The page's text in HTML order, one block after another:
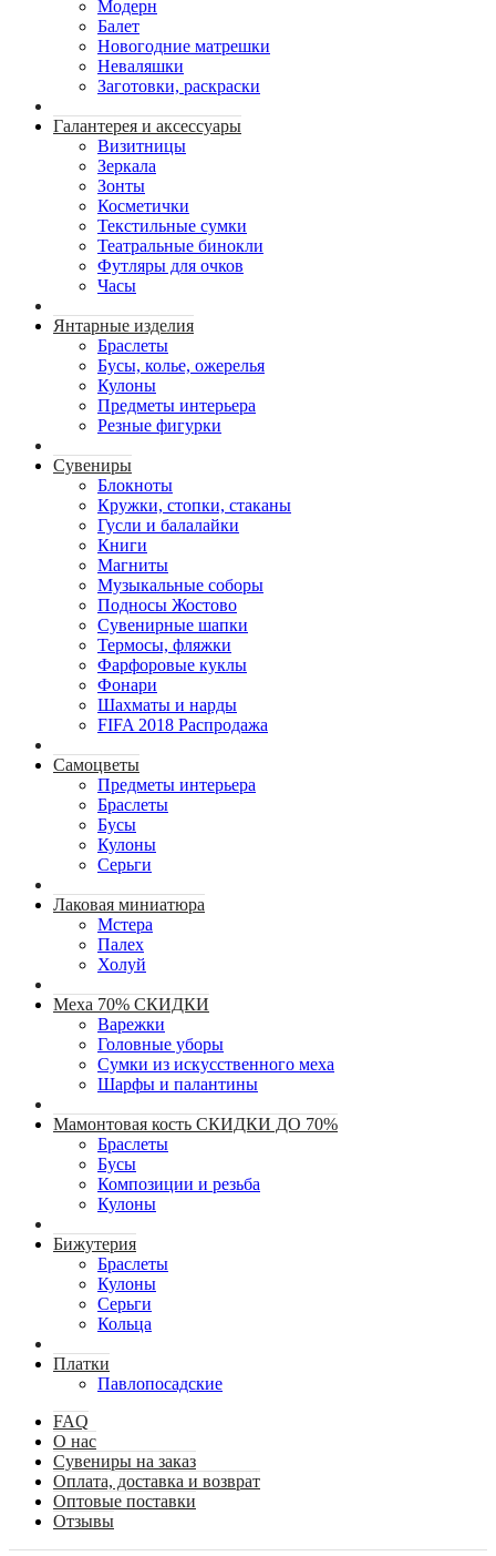
Модерн
Балет
Новогодние матрешки
Неваляшки
Заготовки, раскраски
Галантерея и аксессуары
Визитницы
Зеркала
Зонты
Косметички
Текстильные сумки
Театральные бинокли
Футляры для очков
Часы
Янтарные изделия
Браслеты
Бусы, колье, ожерелья
Кулоны
Предметы интерьера
Резные фигурки
Сувениры
Блокноты
Кружки, стопки, стаканы
Гусли и балалайки
Книги
Магниты
Музыкальные соборы
Подносы Жостово
Сувенирные шапки
Термосы, фляжки
Фарфоровые куклы
Фонари
Шахматы и нарды
FIFA 2018 Распродажа
Самоцветы
Предметы интерьера
Браслеты
Бусы
Кулоны
Серьги
Лаковая миниатюра
Мстера
Палех
Холуй
Меха 70% СКИДКИ
Варежки
Головные уборы
Сумки из искусственного меха
Шарфы и палантины
Мамонтовая кость СКИДКИ ДО 70%
Браслеты
Бусы
Композиции и резьба
Кулоны
Бижутерия
Браслеты
Кулоны
Серьги
Кольца
Платки
Павлопосадские
FAQ
О нас
Сувениры на заказ
Оплата, доставка и возврат
Оптовые поставки
Отзывы